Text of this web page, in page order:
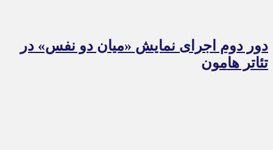
دور دوم اجرای نمایش «میان دو نفس» در
تئاتر هامون